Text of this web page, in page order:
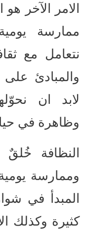
الامر الآخر
ممارسة
نتعامل مع
والمبادئ
لابد ان
وظاهرة في
النظافة
وممارسة
المبدأ في
كثيرة وكذلك